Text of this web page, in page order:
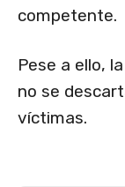
competente.
Pese a ello,
no se
víctimas.